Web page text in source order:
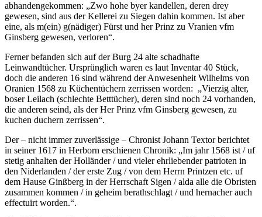
abhandengekommen: „Zwo hohe byer kandellen, deren drey
gewesen, sind aus der Kellerei zu Siegen dahin kommen. Ist aber
eine, als m(ein) g(nädiger) Fürst und her Prinz zu Vranien vfm
Ginsberg gewesen, verloren“.
Ferner befanden sich auf der Burg 24 alte schadhafte
Leinwandtücher. Ursprünglich waren es laut Inventar 40 Stück,
doch die anderen 16 sind während der Anwesenheit Wilhelms von
Oranien 1568 zu Küchentüchern zerrissen worden: „Vierzig alter,
boser Leilach (schlechte Betttücher), deren sind noch 24 vorhanden,
die anderen seind, als der Her Prinz vfm Ginsberg gewesen, zu
kuchen duchern zerrissen“.
Der – nicht immer zuverlässige – Chronist Johann Textor berichtet
in seiner 1617 in Herborn erschienen Chronik: „Im jahr 1568 ist / uf
stetig anhalten der Holländer / und vieler ehrliebender patrioten in
den Niderlanden / der erste Zug / von dem Herrn Printzen etc. uf
dem Hause Ginßberg in der Herrschaft Sigen / alda alle die Obristen
zusammen kommen / in geheim berathschlagt / und hernacher auch
effectuirt worden.“.